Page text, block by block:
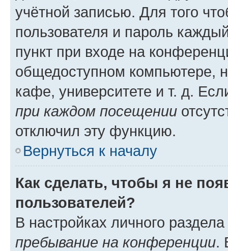
учётной записью. Для того
пользователя и пароль
пункт при входе на
общедоступном компьютере,
кафе, университете и т. д.
при каждом посещении
отключил эту функцию.
Вернуться к началу
Как сделать, чтобы я не
пользователей?
В настройках личного
пребывание на конференции.